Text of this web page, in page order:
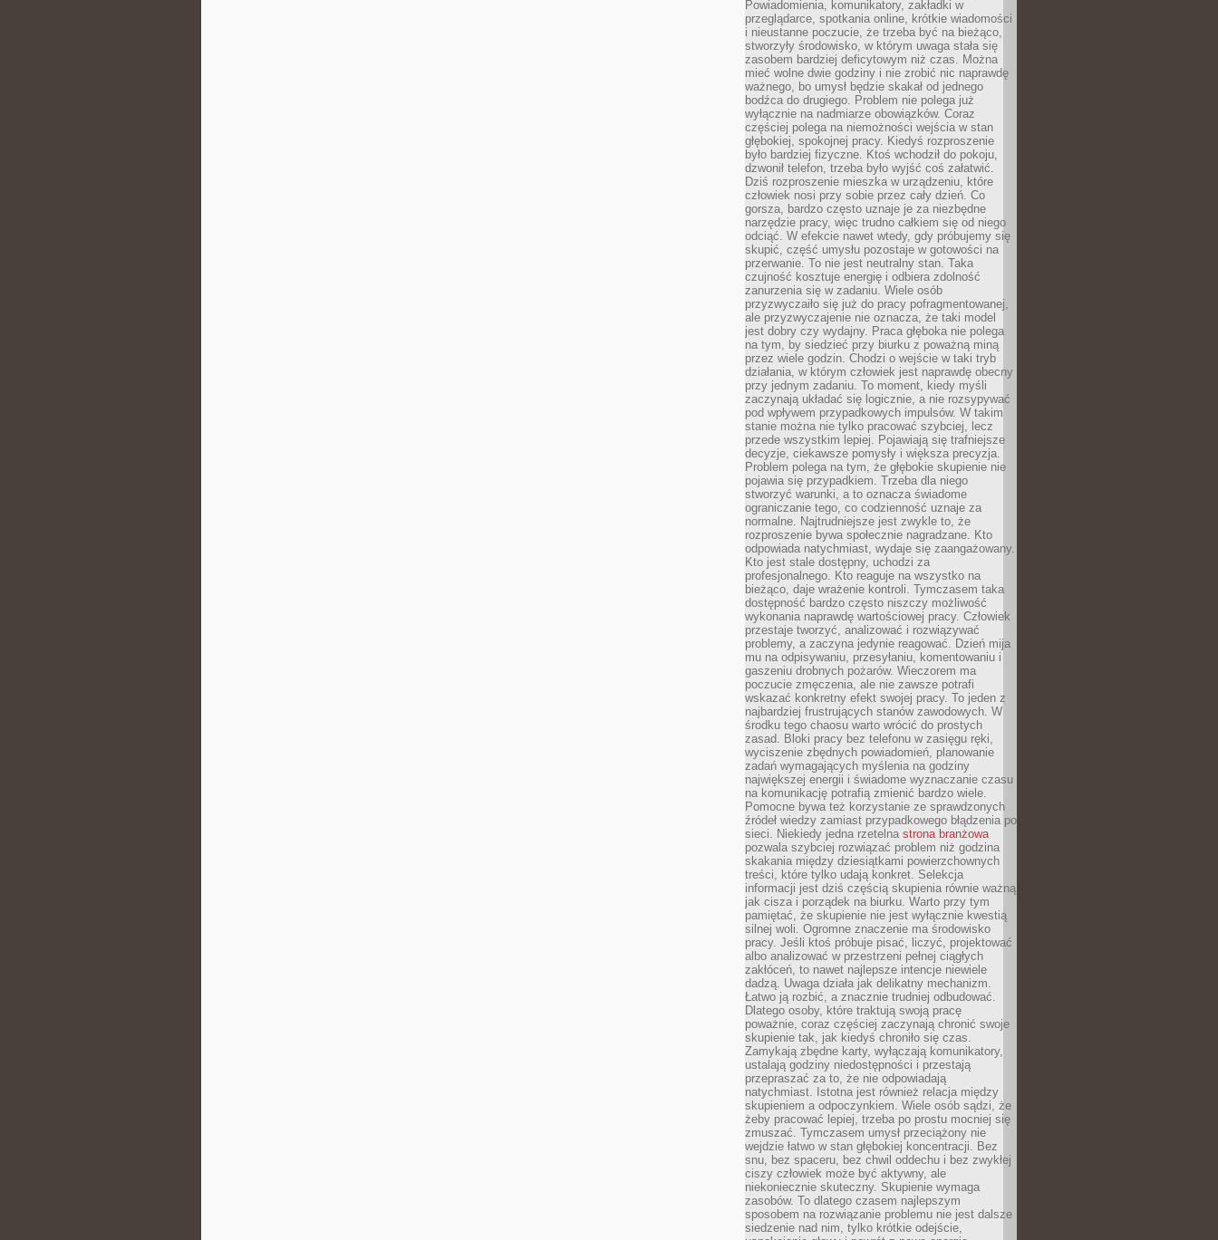
Powiadomienia, komunikatory, zakładki w
przeglądarce, spotkania online, krótkie wiadomości
i nieustanne poczucie, że trzeba być na bieżąco,
stworzyły środowisko, w którym uwaga stała się
zasobem bardziej deficytowym niż czas. Można
mieć wolne dwie godziny i nie zrobić nic naprawdę
ważnego, bo umysł będzie skakał od jednego
bodźca do drugiego. Problem nie polega już
wyłącznie na nadmiarze obowiązków. Coraz
częściej polega na niemożności wejścia w stan
głębokiej, spokojnej pracy. Kiedyś rozproszenie
było bardziej fizyczne. Ktoś wchodził do pokoju,
dzwonił telefon, trzeba było wyjść coś załatwić.
Dziś rozproszenie mieszka w urządzeniu, które
człowiek nosi przy sobie przez cały dzień. Co
gorsza, bardzo często uznaje je za niezbędne
narzędzie pracy, więc trudno całkiem się od niego
odciąć. W efekcie nawet wtedy, gdy próbujemy się
skupić, część umysłu pozostaje w gotowości na
przerwanie. To nie jest neutralny stan. Taka
czujność kosztuje energię i odbiera zdolność
zanurzenia się w zadaniu. Wiele osób
przyzwyczaiło się już do pracy pofragmentowanej,
ale przyzwyczajenie nie oznacza, że taki model
jest dobry czy wydajny. Praca głęboka nie polega
na tym, by siedzieć przy biurku z poważną miną
przez wiele godzin. Chodzi o wejście w taki tryb
działania, w którym człowiek jest naprawdę obecny
przy jednym zadaniu. To moment, kiedy myśli
zaczynają układać się logicznie, a nie rozsypywać
pod wpływem przypadkowych impulsów. W takim
stanie można nie tylko pracować szybciej, lecz
przede wszystkim lepiej. Pojawiają się trafniejsze
decyzje, ciekawsze pomysły i większa precyzja.
Problem polega na tym, że głębokie skupienie nie
pojawia się przypadkiem. Trzeba dla niego
stworzyć warunki, a to oznacza świadome
ograniczanie tego, co codzienność uznaje za
normalne. Najtrudniejsze jest zwykle to, że
rozproszenie bywa społecznie nagradzane. Kto
odpowiada natychmiast, wydaje się zaangażowany.
Kto jest stale dostępny, uchodzi za
profesjonalnego. Kto reaguje na wszystko na
bieżąco, daje wrażenie kontroli. Tymczasem taka
dostępność bardzo często niszczy możliwość
wykonania naprawdę wartościowej pracy. Człowiek
przestaje tworzyć, analizować i rozwiązywać
problemy, a zaczyna jedynie reagować. Dzień mija
mu na odpisywaniu, przesyłaniu, komentowaniu i
gaszeniu drobnych pożarów. Wieczorem ma
poczucie zmęczenia, ale nie zawsze potrafi
wskazać konkretny efekt swojej pracy. To jeden z
najbardziej frustrujących stanów zawodowych. W
środku tego chaosu warto wrócić do prostych
zasad. Bloki pracy bez telefonu w zasięgu ręki,
wyciszenie zbędnych powiadomień, planowanie
zadań wymagających myślenia na godziny
największej energii i świadome wyznaczanie czasu
na komunikację potrafią zmienić bardzo wiele.
Pomocne bywa też korzystanie ze sprawdzonych
źródeł wiedzy zamiast przypadkowego błądzenia po
sieci. Niekiedy jedna rzetelna strona branżowa
pozwala szybciej rozwiązać problem niż godzina
skakania między dziesiątkami powierzchownych
treści, które tylko udają konkret. Selekcja
informacji jest dziś częścią skupienia równie ważną
jak cisza i porządek na biurku. Warto przy tym
pamiętać, że skupienie nie jest wyłącznie kwestią
silnej woli. Ogromne znaczenie ma środowisko
pracy. Jeśli ktoś próbuje pisać, liczyć, projektować
albo analizować w przestrzeni pełnej ciągłych
zakłóceń, to nawet najlepsze intencje niewiele
dadzą. Uwaga działa jak delikatny mechanizm.
Łatwo ją rozbić, a znacznie trudniej odbudować.
Dlatego osoby, które traktują swoją pracę
poważnie, coraz częściej zaczynają chronić swoje
skupienie tak, jak kiedyś chroniło się czas.
Zamykają zbędne karty, wyłączają komunikatory,
ustalają godziny niedostępności i przestają
przepraszać za to, że nie odpowiadają
natychmiast. Istotna jest również relacja między
skupieniem a odpoczynkiem. Wiele osób sądzi, że
żeby pracować lepiej, trzeba po prostu mocniej się
zmuszać. Tymczasem umysł przeciążony nie
wejdzie łatwo w stan głębokiej koncentracji. Bez
snu, bez spaceru, bez chwil oddechu i bez zwykłej
ciszy człowiek może być aktywny, ale
niekoniecznie skuteczny. Skupienie wymaga
zasobów. To dlatego czasem najlepszym
sposobem na rozwiązanie problemu nie jest dalsze
siedzenie nad nim, tylko krótkie odejście,